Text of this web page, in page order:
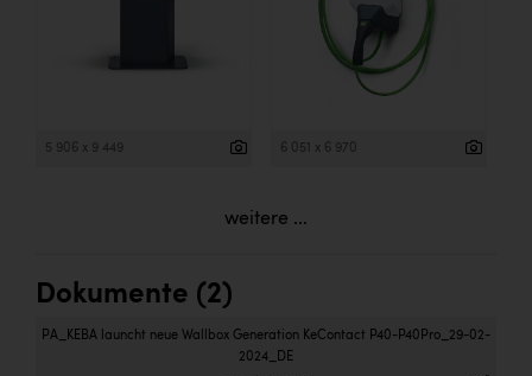
5 906 x 9 449 6 051 x 6 970
weitere ...
Dokumente (2)
PA_KEBA launcht neue Wallbox Generation KeContact P40-P40Pro_29-02-
2024_DE